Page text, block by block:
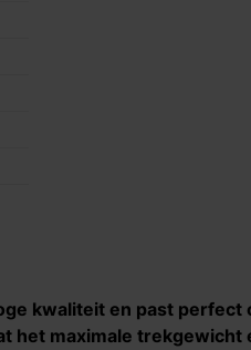
kwaliteit en past perfect
het maximale trekgewicht